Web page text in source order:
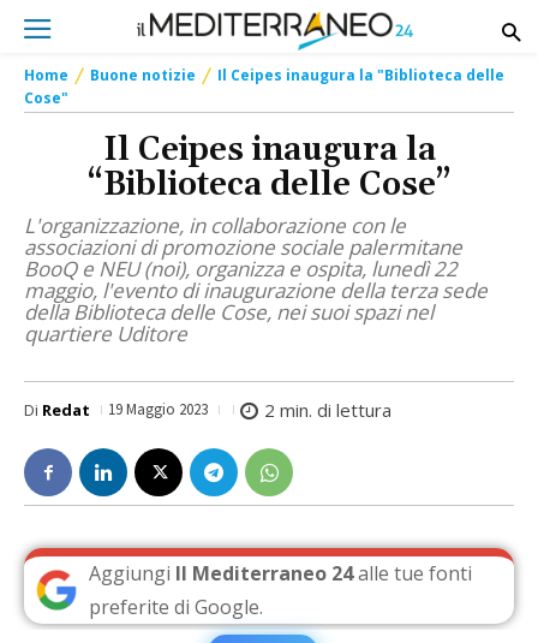
Home Buone notizie
Il Ceipes inaugura la "Biblioteca delle
Cose"
Il Ceipes inaugura la
“Biblioteca delle Cose”
L'organizzazione, in collaborazione con le
associazioni di promozione sociale palermitane
BooQ e NEU (noi), organizza e ospita, lunedì 22
maggio, l'evento di inaugurazione della terza sede
della Biblioteca delle Cose, nei suoi spazi nel
quartiere Uditore
Di Redat 19 Maggio 2023 2 min. di lettura
Aggiungi Il Mediterraneo 24alle tue fonti
preferite di Google.